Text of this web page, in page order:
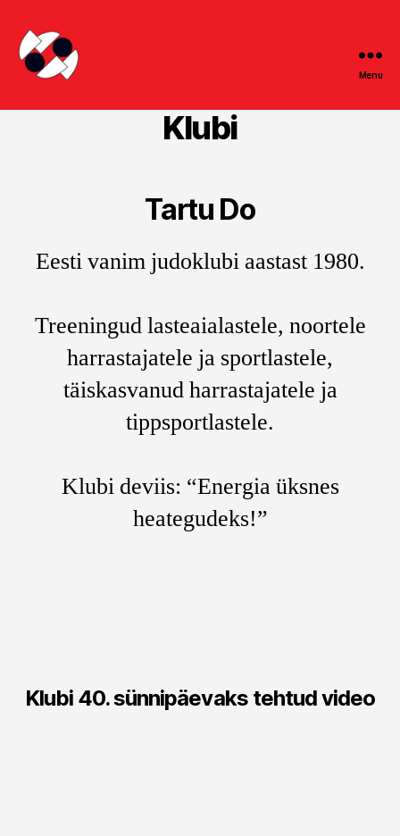
Do
Menu
Klubi
Tartu Do
Eesti vanim judoklubi aastast 1980.
Treeningud lasteaialastele, noortele
harrastajatele ja sportlastele,
täiskasvanud harrastajatele ja
tippsportlastele.
Klubi deviis: “Energia üksnes
heategudeks!”
Klubi 40. sünnipäevaks tehtud video